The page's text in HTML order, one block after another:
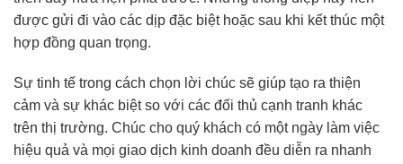
được gửi đi vào các dịp đặc biệt hoặc sau khi kết thúc một
hợp đồng quan trọng.
Sự tinh tế trong cách chọn lời chúc sẽ giúp tạo ra thiện
cảm và sự khác biệt so với các đối thủ cạnh tranh khác
trên thị trường. Chúc cho quý khách có một ngày làm việc
hiệu quả và mọi giao dịch kinh doanh đều diễn ra nhanh